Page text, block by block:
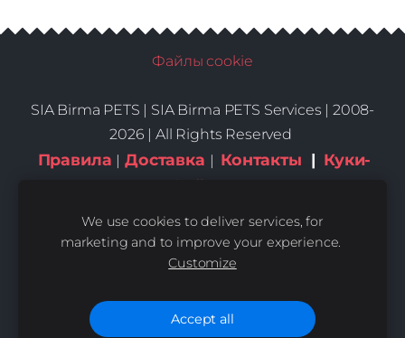
Файлы cookie
SIA Birma PETS |
SIA Birma PETS Services | 2008-
2026 | All Rights Reserved
Правила Доставка Контакты | Куки-
файлы
We use cookies to deliver services, for
marketing and to improve your experience.
Customize
Accept all